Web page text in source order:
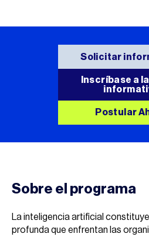
Solicitar
Inscríbase a
Postular
Sobre el programa
La inteligencia artificial
profunda que enfrentan las